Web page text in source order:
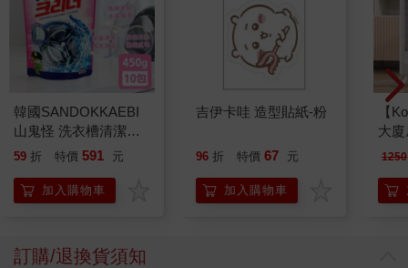
韓國SANDOKKAEBI
山鬼怪 洗衣槽清潔劑
450公克-10包組
59 折 特價 591 元
加入購物車
吉伊卡哇 造型貼紙-粉
96 折 特價 67 元
加入購物車
【
大
1250
訂購/退換貨須知